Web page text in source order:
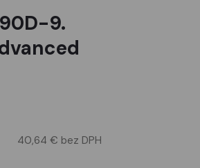
9.
40,64 € bez DPH